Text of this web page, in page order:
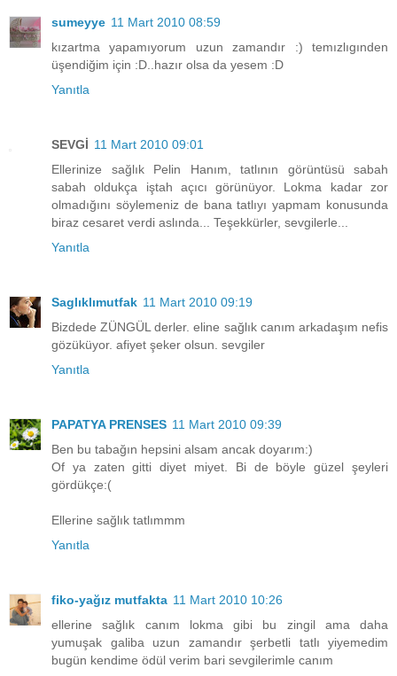
sumeyye 11 Mart 2010 08:59
kızartma yapamıyorum uzun zamandır :) temızlıgınden
üşendiğim için :D..hazır olsa da yesem :D
Yanıtla
SEVGİ 11 Mart 2010 09:01
Ellerinize sağlık Pelin Hanım, tatlının görüntüsü sabah
sabah oldukça iştah açıcı görünüyor. Lokma kadar zor
olmadığını söylemeniz de bana tatlıyı yapmam konusunda
biraz cesaret verdi aslında... Teşekkürler, sevgilerle...
Yanıtla
Saglıklımutfak 11 Mart 2010 09:19
Bizdede ZÜNGÜL derler. eline sağlık canım arkadaşım nefis
gözüküyor. afiyet şeker olsun. sevgiler
Yanıtla
PAPATYA PRENSES 11 Mart 2010 09:39
Ben bu tabağın hepsini alsam ancak doyarım:)
Of ya zaten gitti diyet miyet. Bi de böyle güzel şeyleri
gördükçe:(
Ellerine sağlık tatlımmm
Yanıtla
fiko-yağız mutfakta 11 Mart 2010 10:26
ellerine sağlık canım lokma gibi bu zingil ama daha
yumuşak galiba uzun zamandır şerbetli tatlı yiyemedim
bugün kendime ödül verim bari sevgilerimle canım